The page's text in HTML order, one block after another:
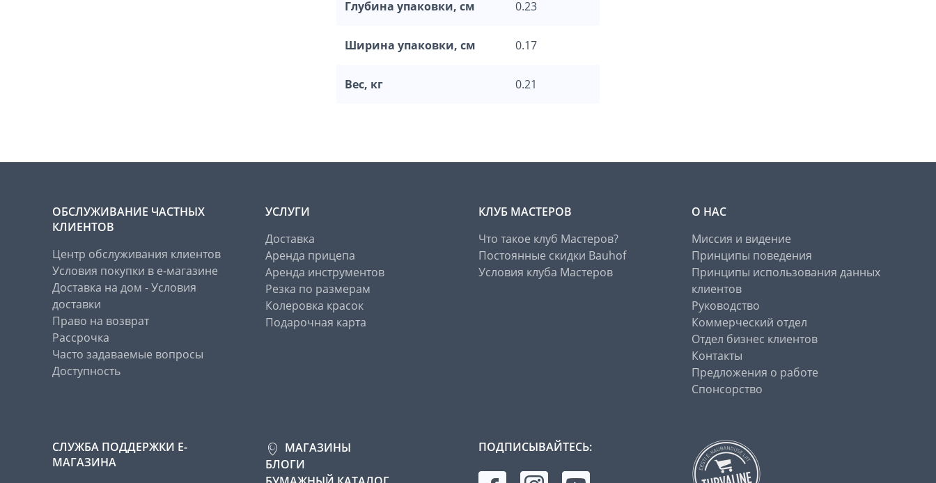
Глубина упаковки, см 0.23
Ширина упаковки, см 0.17
Вес, кг 0.21
ОБСЛУЖИВАНИЕ ЧАСТНЫХ
КЛИЕНТОВ
Центр обслуживания клиентов
Условия покупки в е-магазине
Доставка на дом - Условия
доставки
Право на возврат
Рассрочка
Часто задаваемые вопросы
Доступность
УСЛУГИ
Доставка
Аренда прицепа
Аренда инструментов
Резка по размерам
Колеровка красок
Подарочная карта
КЛУБ МАСТЕРОВ
Что такое клуб Мастеров?
Постоянные скидки Bauhof
Условия клуба Мастеров
О НАС
Миссия и видение
Принципы поведения
Принципы использования данных
клиентов
Руководство
Коммерческий отдел
Отдел бизнес клиентов
Контакты
Предложения о работе
Спонсорство
СЛУЖБА ПОДДЕРЖКИ Е-
МАГАЗИНА
МАГАЗИНЫ
БЛОГИ
ПОДПИСЫВАЙТЕСЬ: